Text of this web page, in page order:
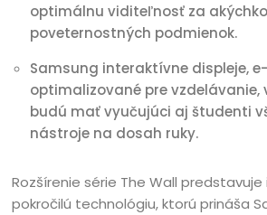
optimálnu viditeľnosť za
poveternostných podmienok.
Samsung interaktívne displeje,
optimalizované pre
budú mať vyučujúci aj študenti
nástroje na dosah ruky.
Rozšírenie série The Wall predstavuje
pokročilú technológiu, ktorú prináša